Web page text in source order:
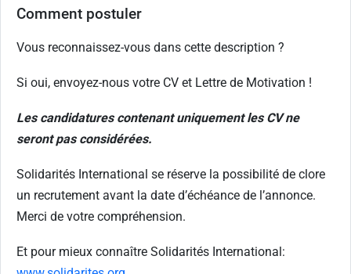
Comment postuler
Vous reconnaissez-vous dans cette description ?
Si oui, envoyez-nous votre CV et Lettre de Motivation !
Les candidatures contenant uniquement les CV ne
seront pas considérées.
Solidarités International se réserve la possibilité de clore
un recrutement avant la date d’échéance de l’annonce.
Merci de votre compréhension.
Et pour mieux connaître Solidarités International: